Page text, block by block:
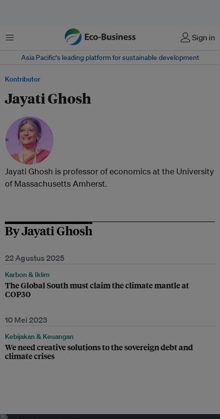
Menu Sign in
Asia Pacific‘s leading platform for sustainable development
Kontributor
Jayati Ghosh
Jayati Ghosh is professor of economics at the University
of Massachusetts Amherst.
By Jayati Ghosh
22 Agustus 2025
Karbon & Iklim
The Global South must claim the climate mantle at
COP30
10 Mei 2023
Kebijakan & Keuangan
We need creative solutions to the sovereign debt and
climate crises